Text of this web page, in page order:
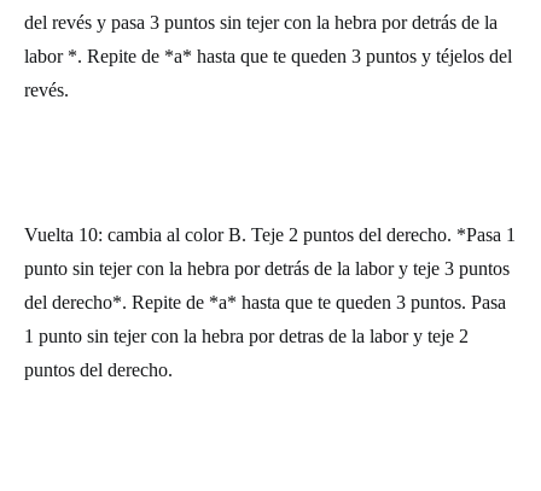
del revés y pasa 3 puntos sin tejer con la hebra por detrás de la
labor *. Repite de *a* hasta que te queden 3 puntos y téjelos del
revés.
Vuelta 10: cambia al color B. Teje 2 puntos del derecho. *Pasa 1
punto sin tejer con la hebra por detrás de la labor y teje 3 puntos
del derecho*. Repite de *a* hasta que te queden 3 puntos. Pasa
1 punto sin tejer con la hebra por detras de la labor y teje 2
puntos del derecho.